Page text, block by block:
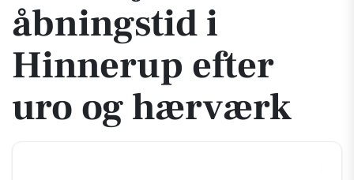
åbningstid i
Hinnerup efter
uro og hærværk